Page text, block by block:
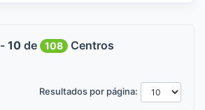
- 10 de 108
Centros
Resultados por página: